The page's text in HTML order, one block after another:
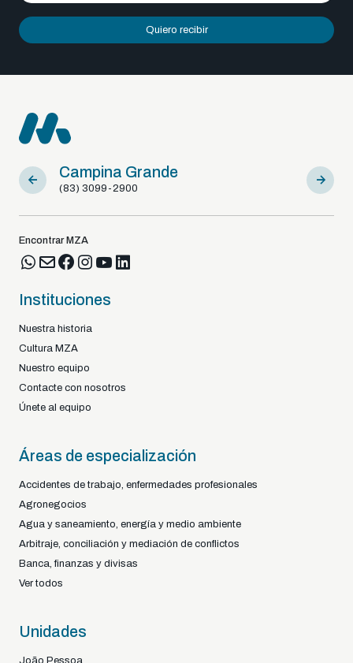
Quiero recibir
Campina Grande
(83) 3099-2900
Sousa
(83)
Encontrar MZA
Instituciones
Nuestra historia
Cultura MZA
Nuestro equipo
Contacte con nosotros
Únete al equipo
Áreas de especialización
Accidentes de trabajo, enfermedades profesionales
Agronegocios
Agua y saneamiento, energía y medio ambiente
Arbitraje, conciliación y mediación de conflictos
Banca, finanzas y divisas
Ver todos
Unidades